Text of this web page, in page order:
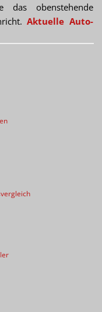
das obenstehende
Aktuelle Auto-